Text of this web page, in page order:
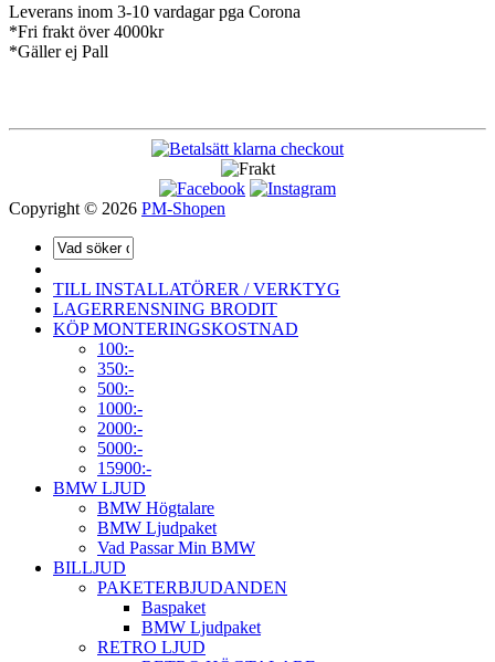
Leverans inom 3-10 vardagar pga Corona
*Fri frakt över 4000kr
*Gäller ej Pall
Copyright © 2026 PM-Shopen
TILL INSTALLATÖRER / VERKTYG
LAGERRENSNING BRODIT
KÖP MONTERINGSKOSTNAD
100:-
350:-
500:-
1000:-
2000:-
5000:-
15900:-
BMW LJUD
BMW Högtalare
BMW Ljudpaket
Vad Passar Min BMW
BILLJUD
PAKETERBJUDANDEN
Baspaket
BMW Ljudpaket
RETRO LJUD